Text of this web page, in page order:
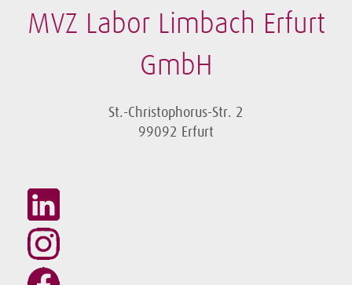
MVZ Labor Limbach Erfurt
GmbH
St.-Christophorus-Str. 2
99092 Erfurt